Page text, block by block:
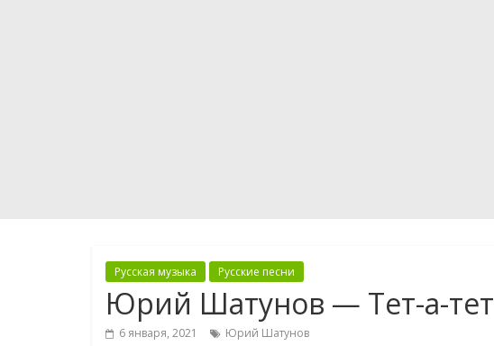
Русская музыка Русские песни
Юрий Шатунов — Тет-а-тет
6 января, 2021 Юрий Шатунов